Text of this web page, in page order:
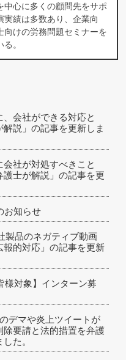
中心に多くの顧問先をサポ
実績は多数あり、企業向
向けの労務問題セミナーを
。
、会社ができる対応と
説」の記事を更新しま
会社が対処すべきこと
士が解説」の記事を更
お知らせ
製品のネガティブ動画
的対応」の記事を更新
様対象】インターン募
デマや炎上ツイートが
要請と法的措置を弁護
た。